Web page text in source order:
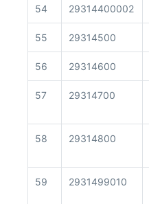
54 29314400002
55 29314500
56 29314600
57 29314700
58 29314800
59 2931499010